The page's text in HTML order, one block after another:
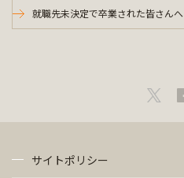
就職先未決定で卒業された皆さんへ
サイトポリシー